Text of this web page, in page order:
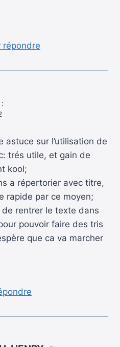
répondre
astuce sur l’utilisation de
trés utile, et gain de
kool;
a répertorier avec titre,
rapide par ce moyen;
rentrer le texte dans
pouvoir faire des tris
que ca va marcher